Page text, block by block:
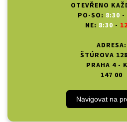
OTEVŘENO
PO-SO: 8:30 -
NE: 8:30 -
ADRESA:
ŠTÚROVA
PRAHA 4 -
147 00
Navigovat na